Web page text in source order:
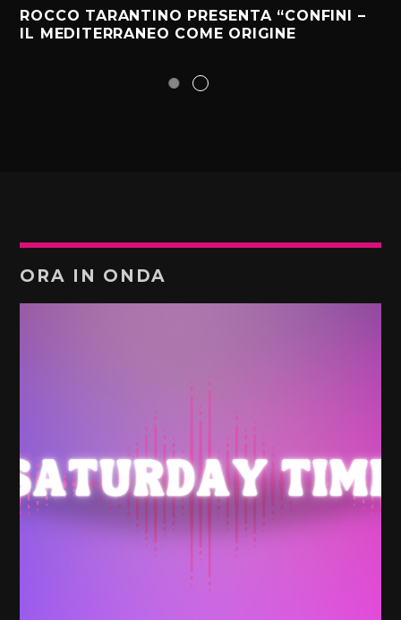
ROCCO TARANTINO PRESENTA “CONFINI –
IL MEDITERRANEO COME ORIGINE
ORA IN ONDA